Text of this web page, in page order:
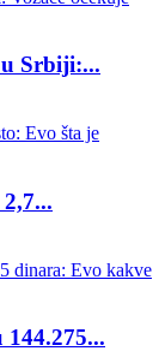
Srbiji:...
144.275...